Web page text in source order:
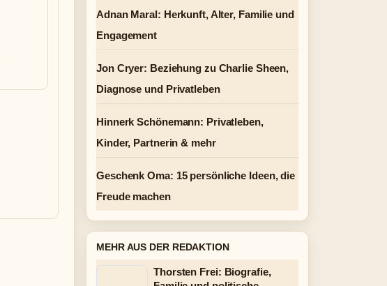
Adnan Maral: Herkunft, Alter, Familie und
Engagement
Jon Cryer: Beziehung zu Charlie Sheen,
Diagnose und Privatleben
Hinnerk Schönemann: Privatleben,
Kinder, Partnerin & mehr
Geschenk Oma: 15 persönliche Ideen, die
Freude machen
MEHR AUS DER REDAKTION
Thorsten Frei: Biografie,